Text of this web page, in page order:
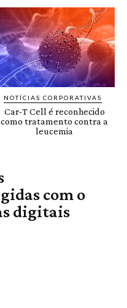
NOTÍCIAS CORPORATIVAS
Car-T Cell é reconhecido
como tratamento contra a
leucemia